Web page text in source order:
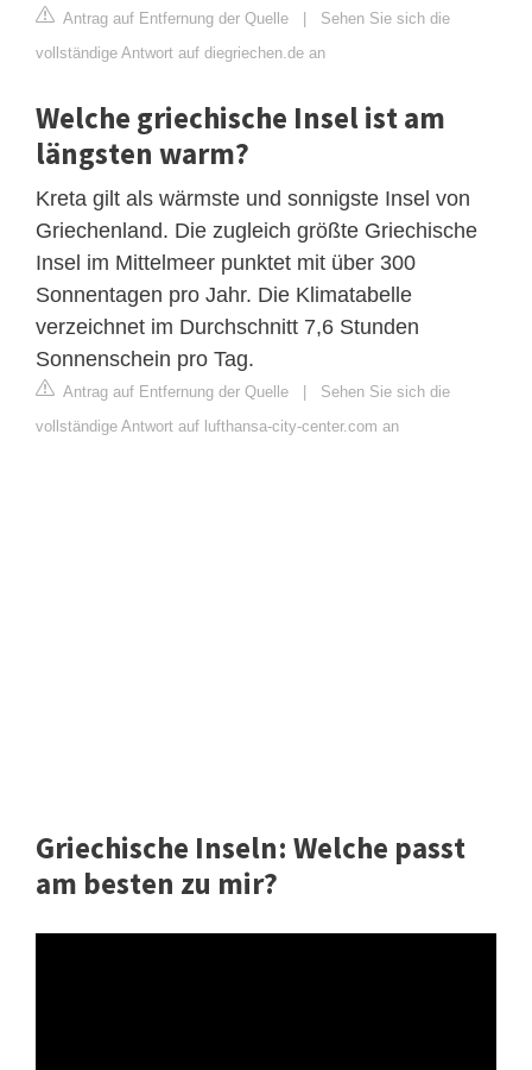
Antrag auf Entfernung der Quelle
Sehen Sie sich die
vollständige Antwort auf diegriechen.de an
Welche griechische Insel ist am
längsten warm?
Kreta gilt als wärmste und sonnigste Insel von
Griechenland. Die zugleich größte Griechische
Insel im Mittelmeer punktet mit über 300
Sonnentagen pro Jahr. Die Klimatabelle
verzeichnet im Durchschnitt 7,6 Stunden
Sonnenschein pro Tag.
Antrag auf Entfernung der Quelle
Sehen Sie sich die
vollständige Antwort auf lufthansa-city-center.com an
Griechische Inseln: Welche passt
am besten zu mir?